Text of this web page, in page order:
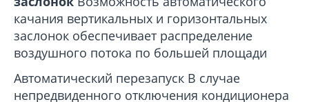
качания вертикальных и горизонтальных
заслонок обеспечивает распределение
воздушного потока по большей площади
Автоматический перезапуск В случае
непредвиденного отключения кондиционера